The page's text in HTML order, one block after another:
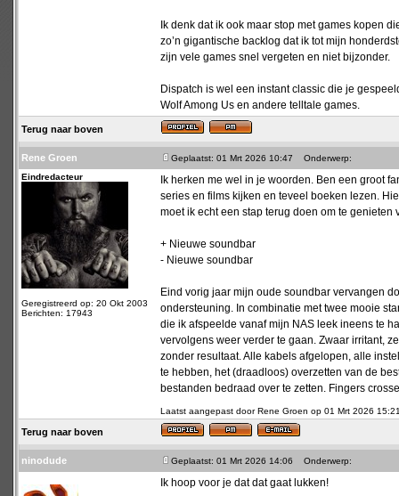
Ik denk dat ik ook maar stop met games kopen
zo’n gigantische backlog dat ik tot mijn
zijn vele games snel vergeten en niet bijzonder.
Dispatch is wel een instant classic die je
Wolf Among Us en andere telltale games.
Terug naar boven
Rene Groen Geplaatst: 01 Mrt 2026 10:47
Onderwerp:
Eindredacteur
Geregistreerd op: 20 Okt 2003
Berichten: 17943
Ik herken me wel in je woorden. Ben een groot
series en films kijken en teveel boeken lezen.
moet ik echt een stap terug doen om te
+ Nieuwe soundbar
- Nieuwe soundbar
Eind vorig jaar mijn oude soundbar vervangen
ondersteuning. In combinatie met twee mooie
die ik afspeelde vanaf mijn NAS leek ineens te
vervolgens weer verder te gaan. Zwaar irritant,
zonder resultaat. Alle kabels afgelopen, alle
te hebben, het (draadloos) overzetten van de
bestanden bedraad over te zetten. Fingers
Laatst aangepast door Rene Groen op 01 Mrt 2026
Terug naar boven
ninodude Geplaatst: 01 Mrt 2026 14:06 Onderwerp:
Ik hoop voor je dat dat gaat lukken!